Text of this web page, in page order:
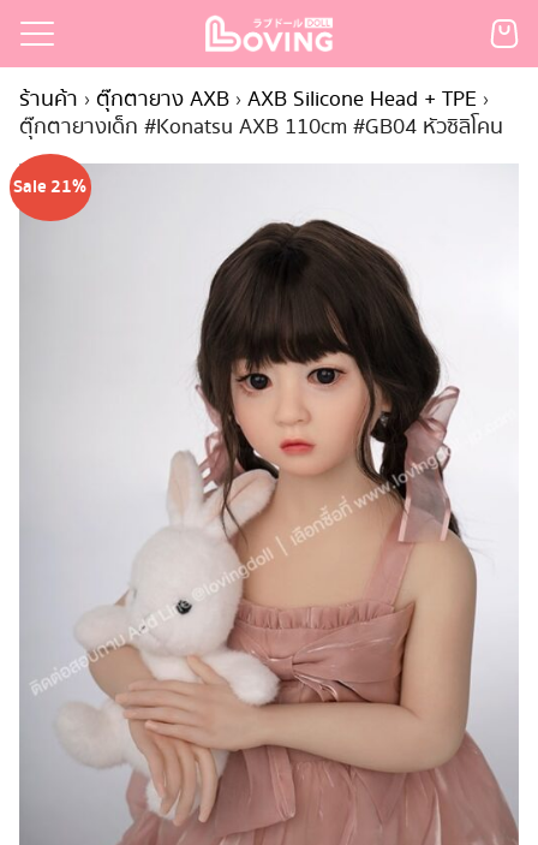
Skip
content
ก
for:
ร้านค้า › ตุ๊กตายาง AXB › AXB Silicone Head + TPE ›
ตุ๊กตายางเด็ก #Konatsu AXB 110cm #GB04 หัวซิลิโคน
Sale 21%